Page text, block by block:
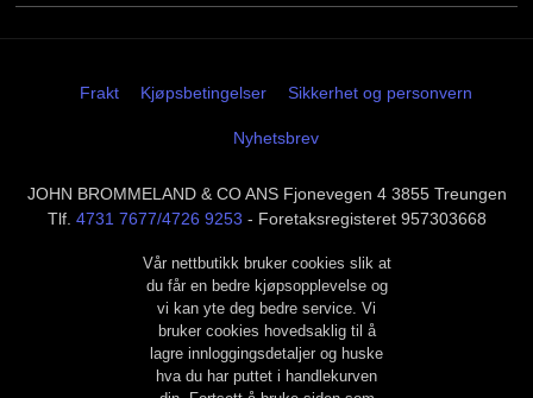
Frakt Kjøpsbetingelser Sikkerhet og personvern
Nyhetsbrev
JOHN BROMMELAND & CO ANS Fjonevegen 4 3855 Treungen
Tlf. 4731 7677/4726 9253 - Foretaksregisteret 957303668
Vår nettbutikk bruker cookies slik at
du får en bedre kjøpsopplevelse og
vi kan yte deg bedre service. Vi
bruker cookies hovedsaklig til å
lagre innloggingsdetaljer og huske
hva du har puttet i handlekurven